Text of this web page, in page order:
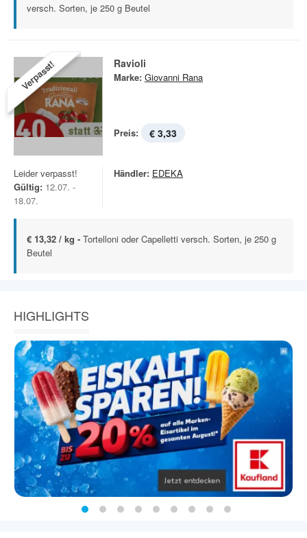
versch. Sorten, je 250 g Beutel
Verpasst! Ravioli
Marke: Giovanni Rana
Preis: € 3,33
Leider verpasst!
Gültig: 12.07. -
18.07.
Händler: EDEKA
€ 13,32 / kg - Tortelloni oder Capelletti versch. Sorten, je 250 g
Beutel
HIGHLIGHTS